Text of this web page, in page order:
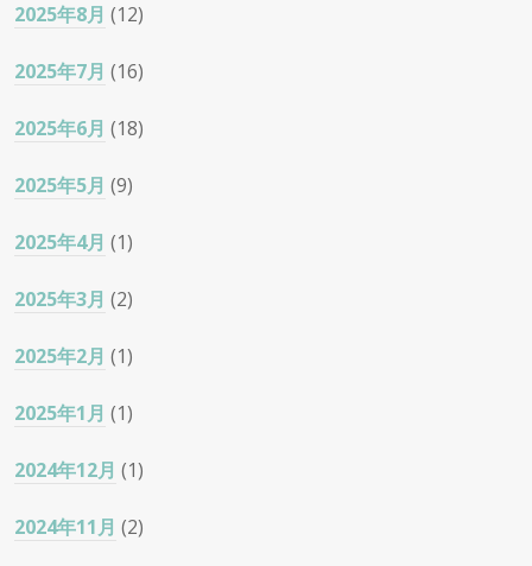
2025年8月 (12)
2025年7月 (16)
2025年6月 (18)
2025年5月 (9)
2025年4月 (1)
2025年3月 (2)
2025年2月 (1)
2025年1月 (1)
2024年12月 (1)
2024年11月 (2)